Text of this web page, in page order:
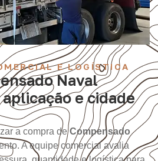
E LOGÍSTICA
Naval
e cidade
a compra deCompensado
A equipe comercial avalia